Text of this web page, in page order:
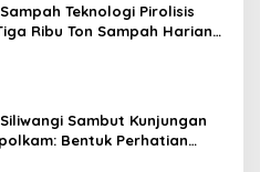
Teknologi Pirolisis
Ribu Ton Sampah Harian
Sambut Kunjungan
Bentuk Perhatian